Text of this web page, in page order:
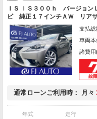
ＩＳ ＩＳ３００ｈ バージョ
ビ 純正１７インチＡＷ リア
イブレコーダー ＢｕｌｅＴｏ
ー ステアリングリモコン
支払総
車両
諸費用
通常ローンご利用時 月々
年式
走行